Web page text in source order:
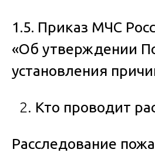
1.5. Приказ МЧС
«Об утверждении
установления
Кто проводит
Расследование